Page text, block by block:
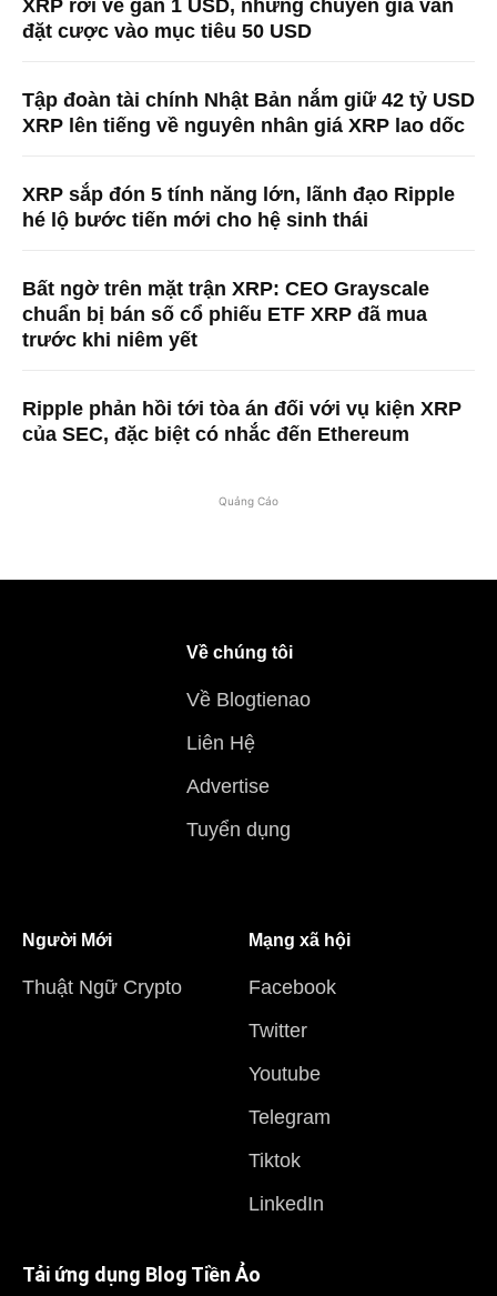
XRP rơi về gần 1 USD, nhưng chuyên gia vẫn
đặt cược vào mục tiêu 50 USD
Tập đoàn tài chính Nhật Bản nắm giữ 42 tỷ USD
XRP lên tiếng về nguyên nhân giá XRP lao dốc
XRP sắp đón 5 tính năng lớn, lãnh đạo Ripple
hé lộ bước tiến mới cho hệ sinh thái
Bất ngờ trên mặt trận XRP: CEO Grayscale
chuẩn bị bán số cổ phiếu ETF XRP đã mua
trước khi niêm yết
Ripple phản hồi tới tòa án đối với vụ kiện XRP
của SEC, đặc biệt có nhắc đến Ethereum
Quảng Cáo
Về chúng tôi
Về Blogtienao
Liên Hệ
Advertise
Tuyển dụng
Người Mới
Thuật Ngữ Crypto
Mạng xã hội
Facebook
Twitter
Youtube
Telegram
Tiktok
LinkedIn
Tải ứng dụng Blog Tiền Ảo